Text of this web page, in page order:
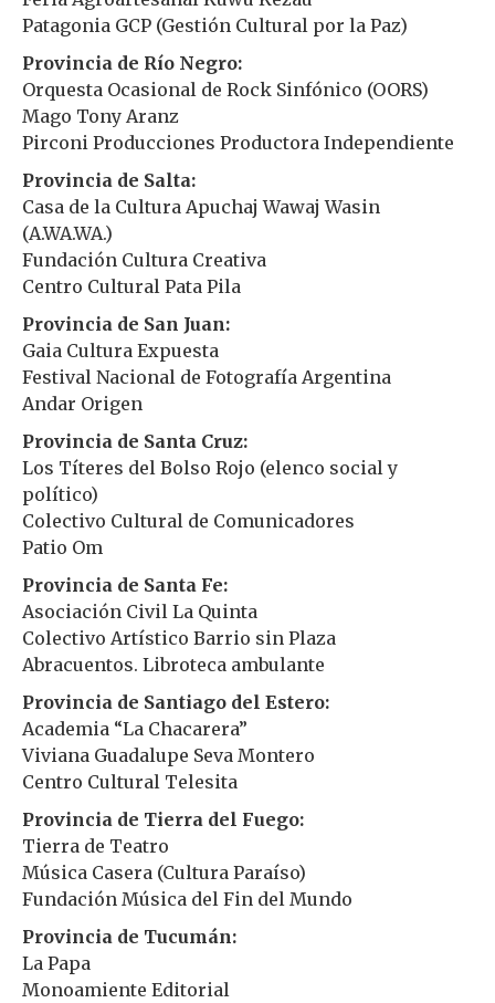
Patagonia GCP (Gestión Cultural por la Paz)
Provincia de Río Negro:
Orquesta Ocasional de Rock Sinfónico (OORS)
Mago Tony Aranz
Pirconi Producciones Productora Independiente
Provincia de Salta:
Casa de la Cultura Apuchaj Wawaj Wasin
(A.WA.WA.)
Fundación Cultura Creativa
Centro Cultural Pata Pila
Provincia de San Juan:
Gaia Cultura Expuesta
Festival Nacional de Fotografía Argentina
Andar Origen
Provincia de Santa Cruz:
Los Títeres del Bolso Rojo (elenco social y
político)
Colectivo Cultural de Comunicadores
Patio Om
Provincia de Santa Fe:
Asociación Civil La Quinta
Colectivo Artístico Barrio sin Plaza
Abracuentos. Libroteca ambulante
Provincia de Santiago del Estero:
Academia “La Chacarera”
Viviana Guadalupe Seva Montero
Centro Cultural Telesita
Provincia de Tierra del Fuego:
Tierra de Teatro
Música Casera (Cultura Paraíso)
Fundación Música del Fin del Mundo
Provincia de Tucumán:
La Papa
Monoamiente Editorial